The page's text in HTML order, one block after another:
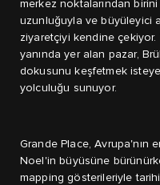
merkez noktalarından
uzunluğuyla ve büyüleyici
ziyaretçiyi kendine
yanında yer alan pazar,
dokusunu keşfetmek
yolculuğu sunuyor.
Grande Place, Avrupa'nın
Noel'in büyüsüne
mapping gösterileriyle